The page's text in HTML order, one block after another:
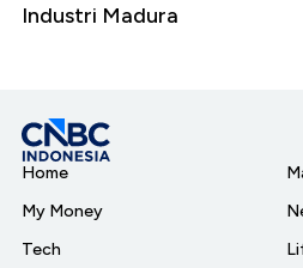
Industri Madura
Home
My Money
Tech